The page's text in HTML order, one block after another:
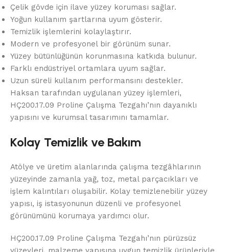
Çelik gövde için ilave yüzey koruması sağlar.
Yoğun kullanım şartlarına uyum gösterir.
Temizlik işlemlerini kolaylaştırır.
Modern ve profesyonel bir görünüm sunar.
Yüzey bütünlüğünün korunmasına katkıda bulunur.
Farklı endüstriyel ortamlara uyum sağlar.
Uzun süreli kullanım performansını destekler.
Haksan tarafından uygulanan yüzey işlemleri,
HÇ200.17.09 Proline Çalışma Tezgahı’nın dayanıklı
yapısını ve kurumsal tasarımını tamamlar.
Kolay Temizlik ve Bakım
Atölye ve üretim alanlarında çalışma tezgâhlarının
yüzeyinde zamanla yağ, toz, metal parçacıkları ve
işlem kalıntıları oluşabilir. Kolay temizlenebilir yüzey
yapısı, iş istasyonunun düzenli ve profesyonel
görünümünü korumaya yardımcı olur.
HÇ200.17.09 Proline Çalışma Tezgahı’nın pürüzsüz